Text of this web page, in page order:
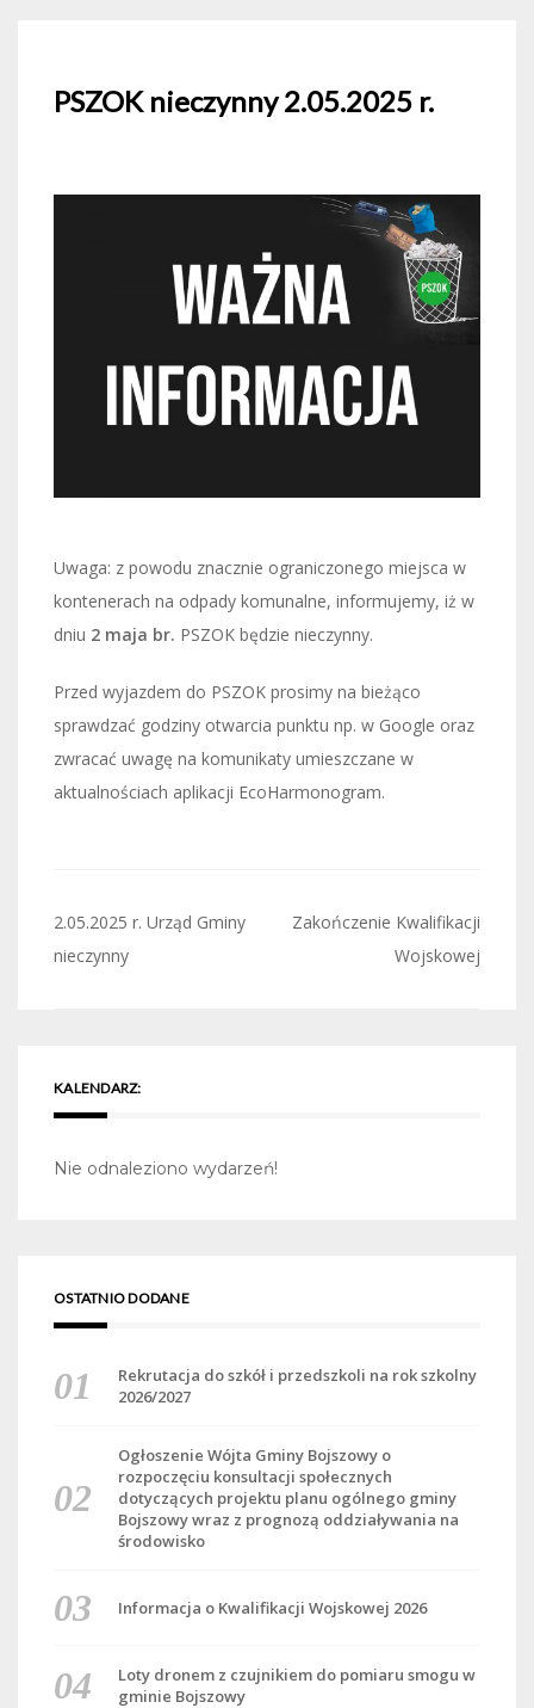
PSZOK nieczynny 2.05.2025 r.
Uwaga: z powodu znacznie ograniczonego miejsca w
kontenerach na odpady komunalne, informujemy, iż w
dniu 2 maja br. PSZOK będzie nieczynny.
Przed wyjazdem do PSZOK prosimy na bieżąco
sprawdzać godziny otwarcia punktu np. w Google oraz
zwracać uwagę na komunikaty umieszczane w
aktualnościach aplikacji EcoHarmonogram.
Nawigacja
wpisu
2.05.2025 r. Urząd Gminy
nieczynny
Zakończenie Kwalifikacji
Wojskowej
KALENDARZ:
Nie odnaleziono wydarzeń!
OSTATNIO DODANE
Rekrutacja do szkół i przedszkoli na rok szkolny
2026/2027
Ogłoszenie Wójta Gminy Bojszowy o
rozpoczęciu konsultacji społecznych
dotyczących projektu planu ogólnego gminy
Bojszowy wraz z prognozą oddziaływania na
środowisko
Informacja o Kwalifikacji Wojskowej 2026
Loty dronem z czujnikiem do pomiaru smogu w
gminie Bojszowy